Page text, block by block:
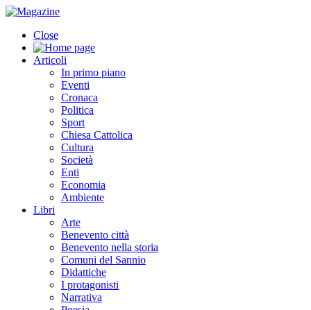
Close
Articoli
In primo piano
Eventi
Cronaca
Politica
Sport
Chiesa Cattolica
Cultura
Società
Enti
Economia
Ambiente
Libri
Arte
Benevento città
Benevento nella storia
Comuni del Sannio
Didattiche
I protagonisti
Narrativa